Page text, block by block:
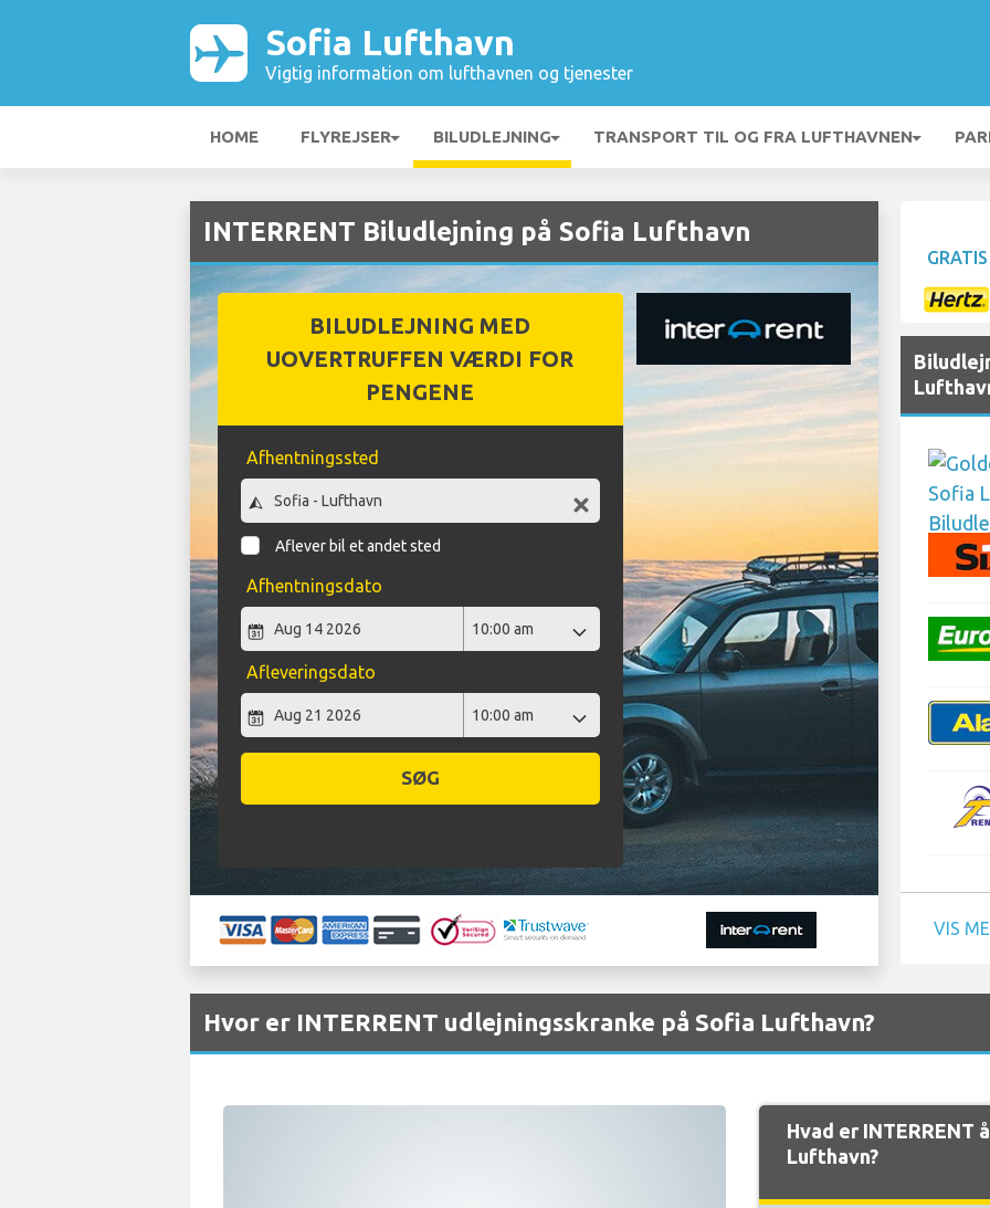
Sofia Lufthavn
Vigtig information om lufthavnen og tjenester
HOME FLYREJSER BILUDLEJNING TRANSPORT TIL OG FRA LUFTHAVNEN
INTERRENT Biludlejning på Sofia Lufthavn
BILUDLEJNING MED
UOVERTRUFFEN VÆRDI FOR
PENGENE
Afhentningssted
Aflever bil et andet sted
Afhentningsdato
Afleveringsdato
SØG
GRATIS
VIS
Hvor er INTERRENT udlejningsskranke på Sofia Lufthavn?
Hvad er INTERRENT
Lufthavn?